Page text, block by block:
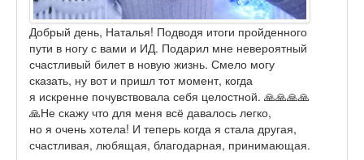
Добрый день, Наталья! Подводя итоги пройденного
пути в ногу с вами и ИД. Подарил мне невероятный
счастливый билет в новую жизнь. Смело могу
сказать, ну вот и пришл тот момент, когда
я искренне почувствовала себя целостной. 🙏🙏🙏🙏
🙏Не скажу что для меня всё давалось легко,
но я очень хотела! И теперь когда я стала другая,
счастливая, любящая, благодарная, принимающая.